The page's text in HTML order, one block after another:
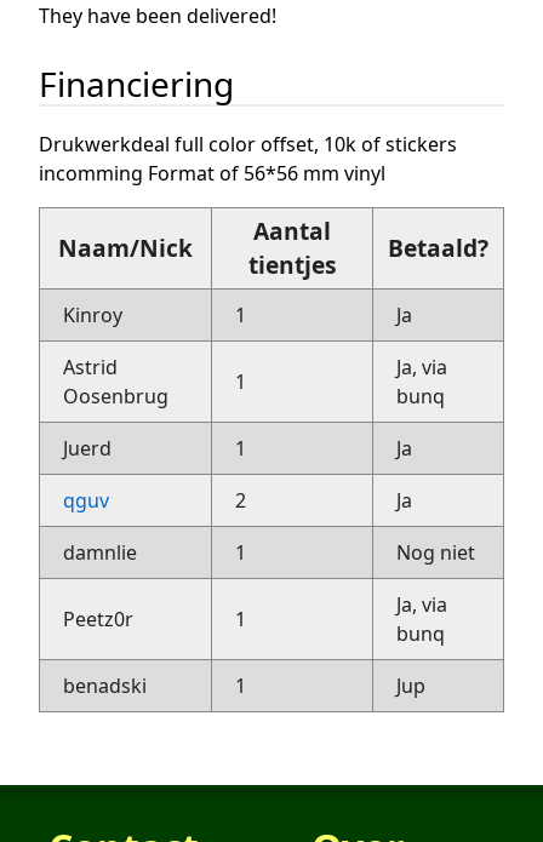
They have been delivered!
Financiering
Drukwerkdeal full color offset, 10k of stickers
incomming Format of 56*56 mm vinyl
Naam/Nick
Aantal
tientjes
Betaald?
Kinroy 1
Ja
Astrid
Oosenbrug
1
Ja, via
bunq
Juerd
1
Ja
qguv
2
Ja
damnlie
1 Nog niet
Peetz0r 1
Ja, via
bunq
benadski
1 Jup